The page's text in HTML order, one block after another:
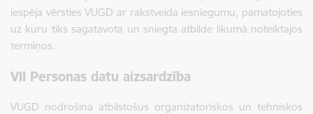
iespēja vērsties VUGD ar rakstveida iesniegumu, pamatojoties
uz kuru tiks sagatavota un sniegta atbilde likumā noteiktajos
termiņos.
VII Personas datu aizsardzība
VUGD nodrošina atbilstošus organizatoriskos un tehniskos